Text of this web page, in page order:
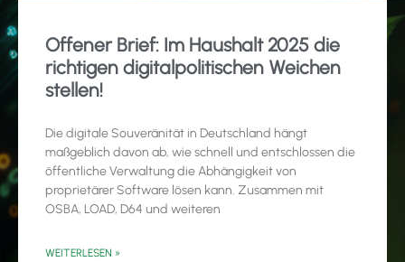
Offener Brief: Im Haushalt 2025 die
richtigen digitalpolitischen Weichen
stellen!
Die digitale Souveränität in Deutschland hängt
maßgeblich davon ab, wie schnell und entschlossen die
öffentliche Verwaltung die Abhängigkeit von
proprietärer Software lösen kann. Zusammen mit
OSBA, LOAD, D64 und weiteren
WEITERLESEN »